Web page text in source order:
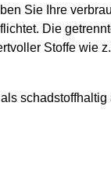
Sie Ihre
Die
Stoffe wie